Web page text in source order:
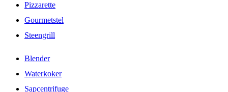
Pizzarette
Gourmetstel
Steengrill
Blender
Waterkoker
Sapcentrifuge